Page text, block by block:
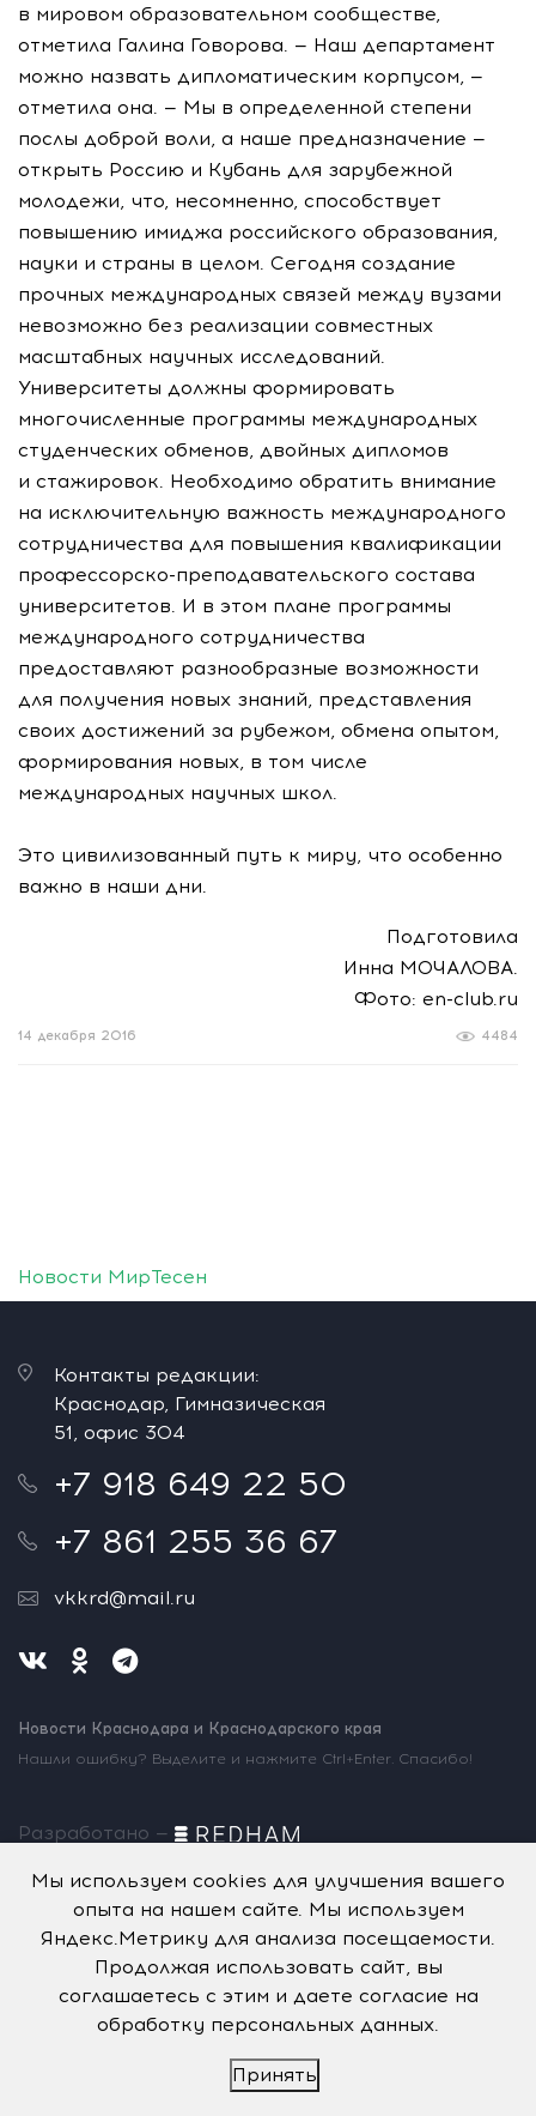
в мировом образовательном сообществе,
отметила Галина Говорова. — Наш департамент
можно назвать дипломатическим корпусом, —
отметила она. — Мы в определенной степени
послы доброй воли, а наше предназначение —
открыть Россию и Кубань для зарубежной
молодежи, что, несомненно, способствует
повышению имиджа российского образования,
науки и страны в целом. Сегодня создание
прочных международных связей между вузами
невозможно без реализации совместных
масштабных научных исследований.
Университеты должны формировать
многочисленные программы международных
студенческих обменов, двойных дипломов
и стажировок. Необходимо обратить внимание
на исключительную важность международного
сотрудничества для повышения квалификации
профессорско-преподавательского состава
университетов. И в этом плане программы
международного сотрудничества
предоставляют разнообразные возможности
для получения новых знаний, представления
своих достижений за рубежом, обмена опытом,
формирования новых, в том числе
международных научных школ.
Это цивилизованный путь к миру, что особенно
важно в наши дни.
Подготовила
Инна МОЧАЛОВА.
Фото: en-club.ru
4484
14 декабря 2016
Новости МирТесен
Контакты редакции:
Краснодар, Гимназическая
51, офис 304
+7 918 649 22 50
+7 861 255 36 67
vkkrd@mail.ru
Новости Краснодара и Краснодарского края
Нашли ошибку? Выделите и нажмите Ctrl+Enter. Спасибо!
Разработано —
Информационное агентство «ВК Пресс»
зарегистрированов Федеральной службе по надзорув
сфере связи, информационныхтехнологий и массовых
коммуникаций (Роскомнадзор),
Эл № ФС77-71381от 17 октября 2017 г.
Учредитель - Общество с ограниченной
Информационное агентство «ВК Пресс». Главный редактор —
Ламейкин В.А.
Мы используем cookies для улучшения вашего
опыта на нашем сайте. Мы используем
Яндекс.Метрику для анализа посещаемости.
Продолжая использовать сайт, вы
соглашаетесь с этим и даете согласие на
обработку персональных данных.
Принять